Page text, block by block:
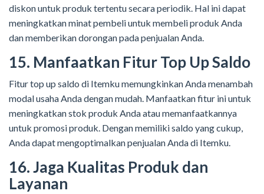
diskon untuk produk tertentu secara periodik. Hal ini dapat
meningkatkan minat pembeli untuk membeli produk Anda
dan memberikan dorongan pada penjualan Anda.
15. Manfaatkan Fitur Top Up Saldo
Fitur top up saldo di Itemku memungkinkan Anda menambah
modal usaha Anda dengan mudah. Manfaatkan fitur ini untuk
meningkatkan stok produk Anda atau memanfaatkannya
untuk promosi produk. Dengan memiliki saldo yang cukup,
Anda dapat mengoptimalkan penjualan Anda di Itemku.
16. Jaga Kualitas Produk dan
Layanan